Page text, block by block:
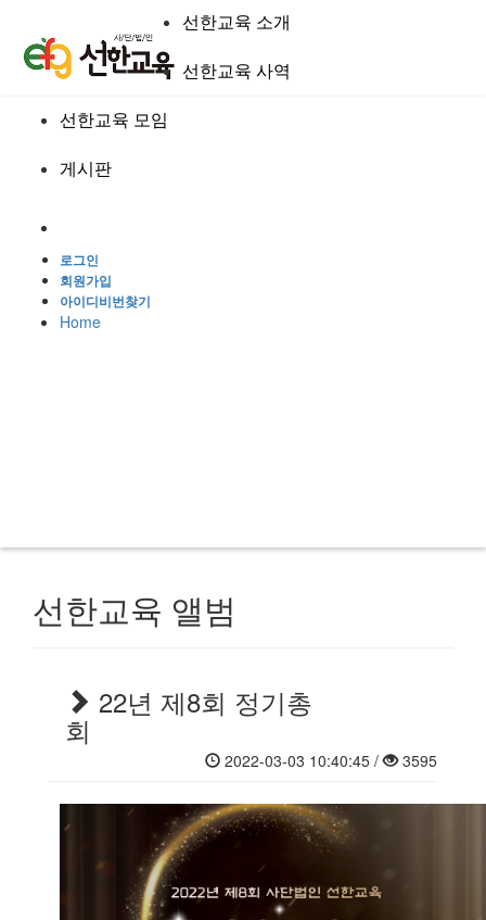
선한교육 소개
선한교육 사역
선한교육 모임
게시판
로그인
회원가입
아이디비번찾기
Home
선한교육 앨범
22년 제8회 정기총
회
2022-03-03 10:40:45 / 3595